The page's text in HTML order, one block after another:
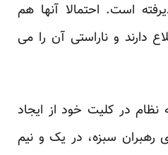
است. احتمالا آنها هم
دارند و ناراستی آن را می
در کلیت خود از ایجاد
رهبران سبزه، در یک و نیم